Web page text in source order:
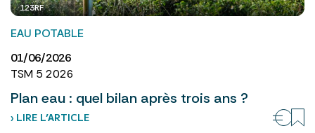
123RF
EAU POTABLE
01/06/2026
TSM 5 2026
Plan eau : quel bilan après trois ans ?
› LIRE L’ARTICLE